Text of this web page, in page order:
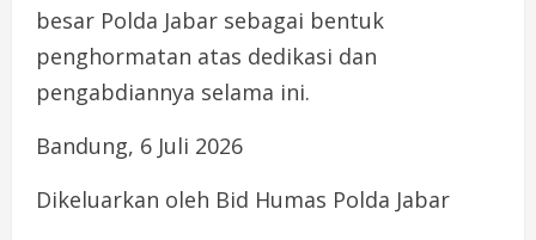
besar Polda Jabar sebagai bentuk
penghormatan atas dedikasi dan
pengabdiannya selama ini.
Bandung, 6 Juli 2026
Dikeluarkan oleh Bid Humas Polda Jabar